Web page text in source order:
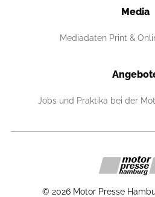
Media
Mediadaten Print &
Jobs und Praktika bei der
© 2026 Motor Presse